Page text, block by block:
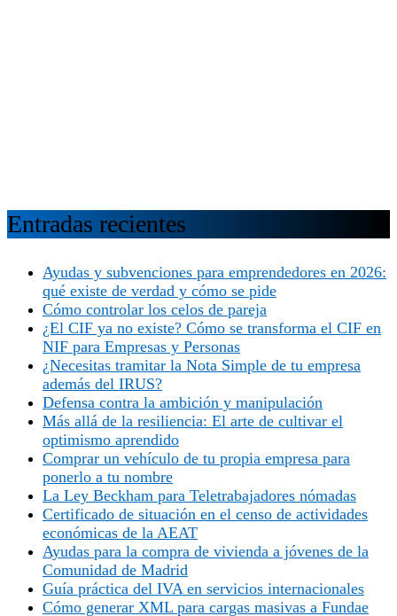
Entradas recientes
Ayudas y subvenciones para emprendedores en 2026:
qué existe de verdad y cómo se pide
Cómo controlar los celos de pareja
¿El CIF ya no existe? Cómo se transforma el CIF en
NIF para Empresas y Personas
¿Necesitas tramitar la Nota Simple de tu empresa
además del IRUS?
Defensa contra la ambición y manipulación
Más allá de la resiliencia: El arte de cultivar el
optimismo aprendido
Comprar un vehículo de tu propia empresa para
ponerlo a tu nombre
La Ley Beckham para Teletrabajadores nómadas
Certificado de situación en el censo de actividades
económicas de la AEAT
Ayudas para la compra de vivienda a jóvenes de la
Comunidad de Madrid
Guía práctica del IVA en servicios internacionales
Cómo generar XML para cargas masivas a Fundae